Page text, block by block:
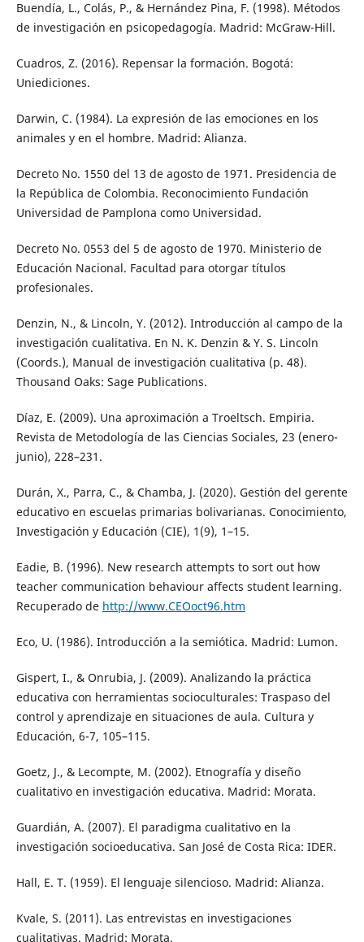
Buendía, L., Colás, P., & Hernández Pina, F. (1998). Métodos
de investigación en psicopedagogía. Madrid: McGraw-Hill.
Cuadros, Z. (2016). Repensar la formación. Bogotá:
Uniediciones.
Darwin, C. (1984). La expresión de las emociones en los
animales y en el hombre. Madrid: Alianza.
Decreto No. 1550 del 13 de agosto de 1971. Presidencia de
la República de Colombia. Reconocimiento Fundación
Universidad de Pamplona como Universidad.
Decreto No. 0553 del 5 de agosto de 1970. Ministerio de
Educación Nacional. Facultad para otorgar títulos
profesionales.
Denzin, N., & Lincoln, Y. (2012). Introducción al campo de la
investigación cualitativa. En N. K. Denzin & Y. S. Lincoln
(Coords.), Manual de investigación cualitativa (p. 48).
Thousand Oaks: Sage Publications.
Díaz, E. (2009). Una aproximación a Troeltsch. Empiria.
Revista de Metodología de las Ciencias Sociales, 23 (enero-
junio), 228–231.
Durán, X., Parra, C., & Chamba, J. (2020). Gestión del gerente
educativo en escuelas primarias bolivarianas. Conocimiento,
Investigación y Educación (CIE), 1(9), 1–15.
Eadie, B. (1996). New research attempts to sort out how
teacher communication behaviour affects student learning.
Recuperado de http://www.CEOoct96.htm
Eco, U. (1986). Introducción a la semiótica. Madrid: Lumon.
Gispert, I., & Onrubia, J. (2009). Analizando la práctica
educativa con herramientas socioculturales: Traspaso del
control y aprendizaje en situaciones de aula. Cultura y
Educación, 6-7, 105–115.
Goetz, J., & Lecompte, M. (2002). Etnografía y diseño
cualitativo en investigación educativa. Madrid: Morata.
Guardián, A. (2007). El paradigma cualitativo en la
investigación socioeducativa. San José de Costa Rica: IDER.
Hall, E. T. (1959). El lenguaje silencioso. Madrid: Alianza.
Kvale, S. (2011). Las entrevistas en investigaciones
cualitativas. Madrid: Morata.